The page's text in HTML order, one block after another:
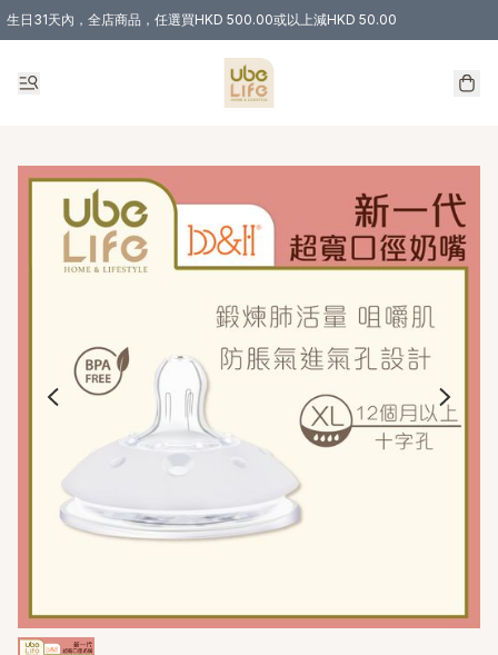
生日31天內，全店商品，任選買HKD 500.00或以上減HKD 50.00
購物滿 HKD 300.00即享免運費優惠！（適用於 特定的送貨方式 )